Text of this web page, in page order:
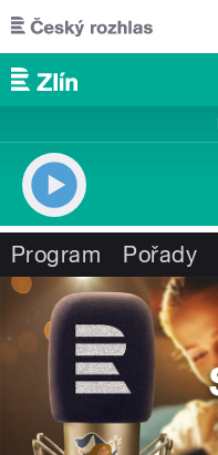
Přejít k hlavnímu obsahu
Program Pořady